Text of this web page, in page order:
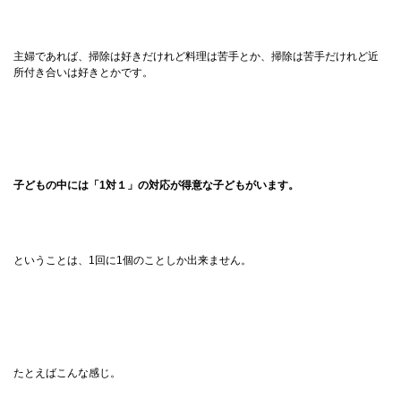
主婦であれば、掃除は好きだけれど料理は苦手とか、掃除は苦手だけれど近
所付き合いは好きとかです。
子どもの中には「1対１」の対応が得意な子どもがいます。
ということは、1回に1個のことしか出来ません。
たとえばこんな感じ。